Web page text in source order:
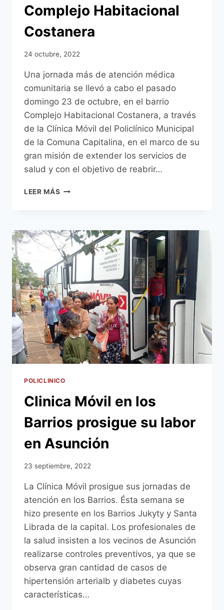
AEGIPTI
Complejo Habitacional
Costanera
24 octubre, 2022
Una jornada más de atención médica
comunitaria se llevó a cabo el pasado
domingo 23 de octubre, en el barrio
Complejo Habitacional Costanera, a través
de la Clínica Móvil del Policlínico Municipal
de la Comuna Capitalina, en el marco de su
gran misión de extender los servicios de
salud y con el objetivo de reabrir…
LEER MÁS CLÍNICA
MUNICIPAL
BRINDÓ
ASISTENCIA
EN
EL
CENTRO
COMUNITARIO
MUNICIPAL
DEL
B°
COMPLEJO
HABITACIONAL
COSTANERA
POLICLINICO
Clinica Móvil en los
Barrios prosigue su labor
en Asunción
23 septiembre, 2022
La Clínica Móvil prosigue sus jornadas de
atención en los Barrios. Ésta semana se
hizo presente en los Barrios Jukyty y Santa
Librada de la capital. Los profesionales de
la salud insisten a los vecinos de Asunción
realizarse controles preventivos, ya que se
observa gran cantidad de casos de
hipertensión arterialb y diabetes cuyas
características…